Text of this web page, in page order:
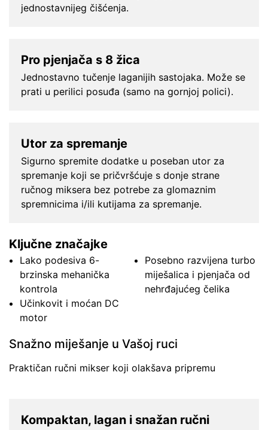
jednostavnijeg čišćenja.
Pro pjenjača s 8 žica
Jednostavno tučenje laganijih sastojaka. Može se
prati u perilici posuđa (samo na gornjoj polici).
Utor za spremanje
Sigurno spremite dodatke u poseban utor za
spremanje koji se pričvršćuje s donje strane
ručnog miksera bez potrebe za glomaznim
spremnicima i/ili kutijama za spremanje.
Ključne značajke
Lako podesiva 6-
brzinska mehanička
kontrola
Učinkovit i moćan DC
motor
Posebno razvijena turbo
miješalica i pjenjača od
nehrđajućeg čelika
Snažno miješanje u Vašoj ruci
Praktičan ručni mikser koji olakšava pripremu
Kompaktan, lagan i snažan ručni